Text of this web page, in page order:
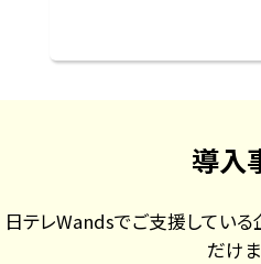
導入
日テレWandsでご支援してい
だけま